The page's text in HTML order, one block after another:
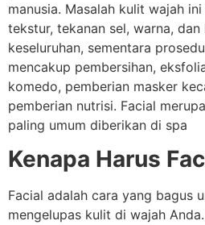
manusia. Masalah kulit wajah
tekstur, tekanan sel, warna, dan
keseluruhan, sementara
mencakup pembersihan,
komedo, pemberian masker
pemberian nutrisi. Facial
paling umum diberikan di spa
Kenapa Harus
Facial adalah cara yang bagus
mengelupas kulit di wajah